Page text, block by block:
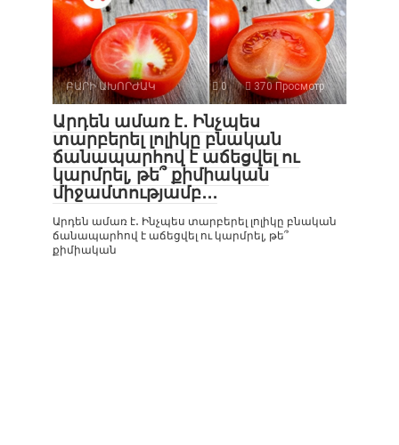
ԲԱՐԻ ԱԽՈՐԺԱԿ 0 370 Просмотр
Արդեն ամառ է․ Ինչպես
տարբերել լոլիկը բնական
ճանապարհով է աճեցվել ու
կարմրել, թե՞ քիմիական
միջամտությամբ․․․
Արդեն ամառ է․ Ինչպես տարբերել լոլիկը բնական
ճանապարհով է աճեցվել ու կարմրել, թե՞
քիմիական